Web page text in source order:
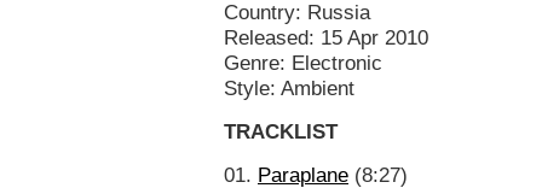
Country: Russia
Released: 15 Apr 2010
Genre: Electronic
Style: Ambient
TRACKLIST
01. Paraplane (8:27)